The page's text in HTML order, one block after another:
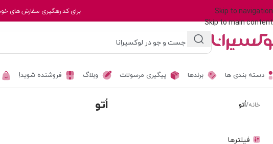
Skip to navigation
Skip to main content
برای کد رهگیری سفارش های
دسته بندی ها برندها پیگیری مرسولات وبلاگ فروشنده شوید!
خانه/اُتو اُتو
فیلترها